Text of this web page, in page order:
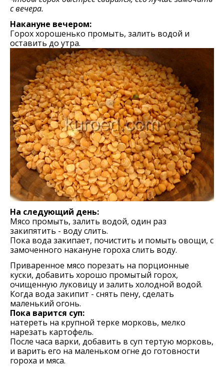
с вечера.
Накануне вечером:
Горох хорошенько промыть, залить водой и
оставить до утра.
На следующий день:
Мясо промыть, залить водой, один раз
закипятить - воду слить.
Пока вода закипает, почистить и помыть овощи, с
замоченного накануне гороха слить воду.
Приваренное мясо порезать на порционные
куски, добавить хорошо промытый горох,
очищенную луковицу и залить холодной водой.
Когда вода закипит - снять пену, сделать
маленький огонь.
Пока варится суп:
натереть на крупной терке морковь, мелко
нарезать картофель.
После часа варки, добавить в суп тертую морковь,
и варить его на маленьком огне до готовности
гороха и мяса.